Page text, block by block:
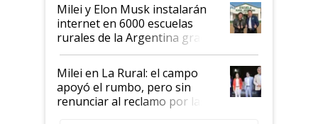
Milei y Elon Musk instalarán
internet en 6000 escuelas
rurales de la Argentina gracias
a un acuerdo con Starlink
Milei en La Rural: el campo
apoyó el rumbo, pero sin
renunciar al reclamo por las